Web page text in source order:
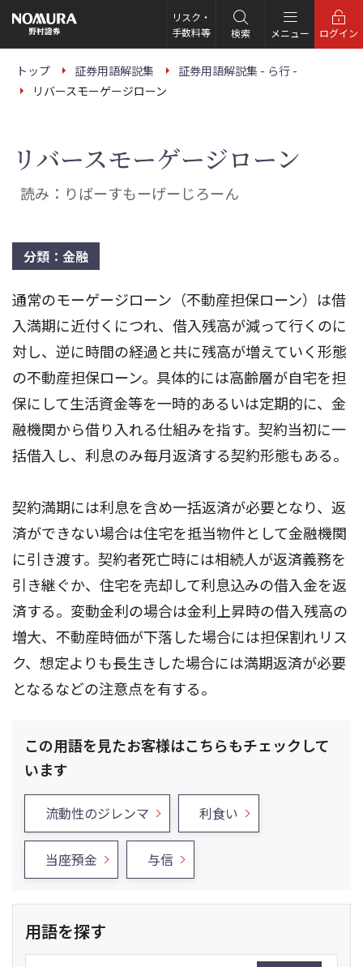
の
ー
リスク・
手数料等
検索 メニュー ログイン
トップ 証券用語解説集
証券用語解説集 - ら行 -
リバースモーゲージローン
リバースモーゲージローン
読み：りばーすもーげーじろーん
分類：金融
通常のモーゲージローン（不動産担保ローン）は借
入満期に近付くにつれ、借入残高が減って行くのに
対し、逆に時間の経過と共に残高が増えていく形態
の不動産担保ローン。具体的には高齢層が自宅を担
保にして生活資金等を一時的あるいは定期的に、金
融機関から借り入れる仕組みを指す。契約当初に一
括借入し、利息のみ毎月返済する契約形態もある。
契約満期には利息を含め一括返済が必要となり、返
済ができない場合は住宅を抵当物件として金融機関
に引き渡す。契約者死亡時には相続人が返済義務を
引き継ぐか、住宅を売却して利息込みの借入金を返
済する。変動金利の場合は金利上昇時の借入残高の
増大、不動産時価が下落した場合には担保割れリス
ク、想定よりも長生きした場合には満期返済が必要
となるなどの注意点を有する。
この用語を見たお客様はこちらもチェックして
います
流動性のジレンマ 利食い
当座預金 与信
用語を探す